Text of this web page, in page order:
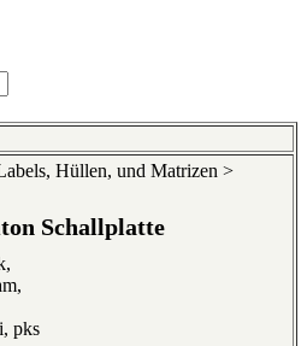
Hüllen, und Matrizen >
Schallplatte
pks